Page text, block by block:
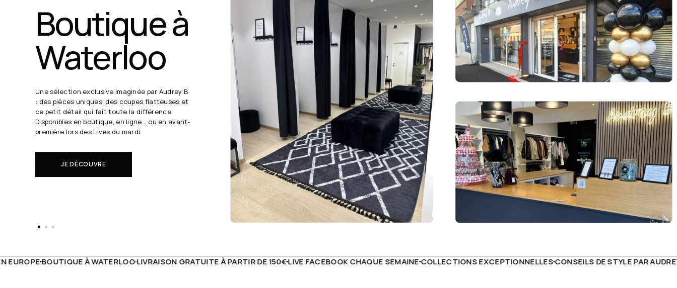
live lundi
24 août
19h30
Chaque semaine, Audrey B. dévoile ses coups
de cœur en direct.
GRATUITE À PARTIR DE 150€LIVE FACEBOOK CHAQUE SEMAINECOLLECTIONS EXCEPTIONNELLESCONSEILS DE STYLE PAR AUDREY B LIVRAISON PARTOUT EN